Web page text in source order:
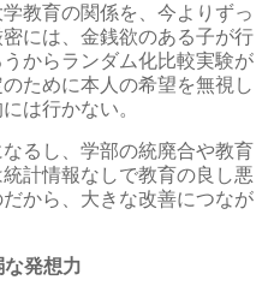
教育の関係を、今よりずっ
には、金銭欲のある子が行
からランダム化比較実験が
ために本人の希望を無視し
は行かない。
るし、学部の統廃合や教育
計情報なしで教育の良し悪
から、大きな改善につなが
発想力